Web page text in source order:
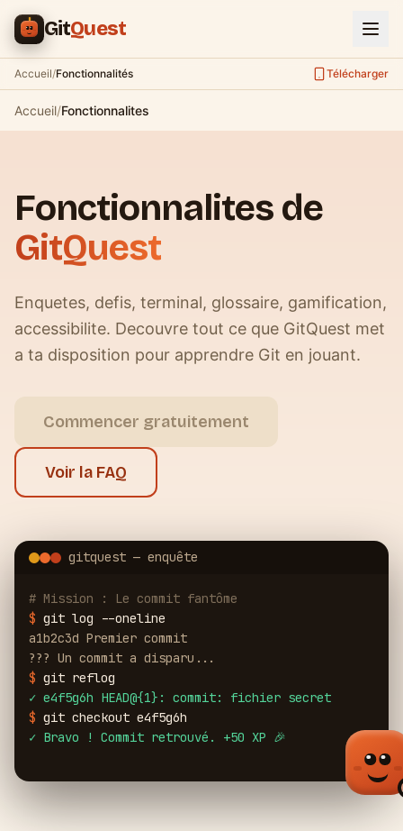
Aller au contenu principal
GitQuest
Accueil/Fonctionnalités Télécharger
Accueil/Fonctionnalites
Fonctionnalites de
GitQuest
Enquetes, defis, terminal, glossaire, gamification,
accessibilite. Decouvre tout ce que GitQuest met
a ta disposition pour apprendre Git en jouant.
Commencer gratuitement
Voir la FAQ
gitquest — enquête
# Mission : Le commit fantôme
$ git log --oneline
a1b2c3d Premier commit
??? Un commit a disparu...
$ git reflog
✓ e4f5g6h HEAD@{1}: commit: fichier secret
$ git checkout e4f5g6h
✓ Bravo ! Commit retrouvé. +50 XP 🎉